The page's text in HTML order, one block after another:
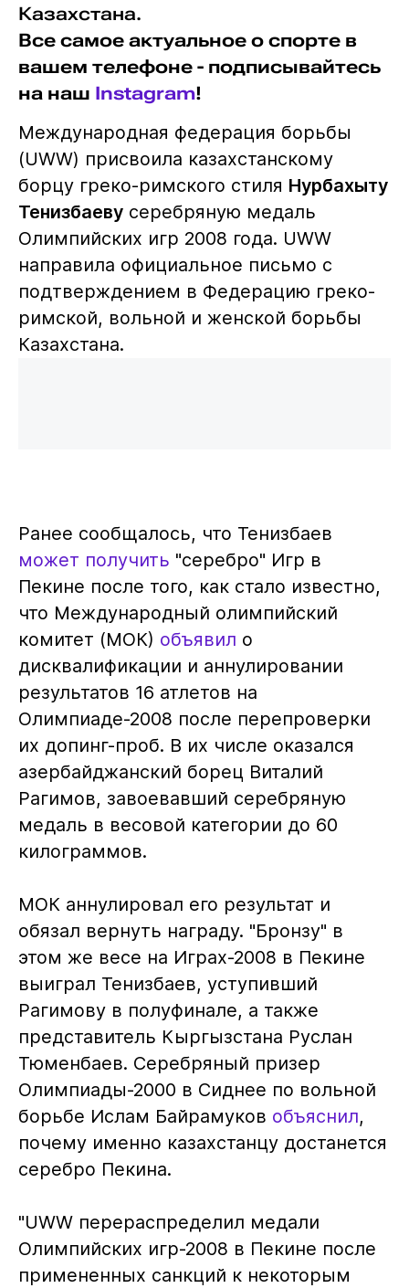
Казахстана.
Все самое актуальное о спорте в
вашем телефоне - подписывайтесь
на наш Instagram!
Международная федерация борьбы
(UWW) присвоила казахстанскому
борцу греко-римского стиля Нурбахыту
Тенизбаевусеребряную медаль
Олимпийских игр 2008 года. UWW
направила официальное письмо с
подтверждением в Федерацию греко-
римской, вольной и женской борьбы
Казахстана.
Ранее сообщалось, что Тенизбаев
может получить "серебро" Игр в
Пекине после того, как стало известно,
что Международный олимпийский
комитет (МОК) объявил о
дисквалификации и аннулировании
результатов 16 атлетов на
Олимпиаде-2008 после перепроверки
их допинг-проб. В их числе оказался
азербайджанский борец Виталий
Рагимов, завоевавший серебряную
медаль в весовой категории до 60
килограммов.
МОК аннулировал его результат и
обязал вернуть награду. "Бронзу" в
этом же весе на Играх-2008 в Пекине
выиграл Тенизбаев, уступивший
Рагимову в полуфинале, а также
представитель Кыргызстана Руслан
Тюменбаев. Серебряный призер
Олимпиады-2000 в Сиднее по вольной
борьбе Ислам Байрамуков объяснил,
почему именно казахстанцу достанется
серебро Пекина.
"UWW перераспределил медали
Олимпийских игр-2008 в Пекине после
примененных санкций к некоторым